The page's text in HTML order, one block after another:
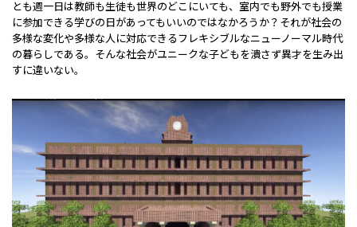
とも週一日は教師も生徒も世界のどこにいても、室内でも野外でも授業
に参加できる学びの日があってもいいのではなかろうか？それが社会の
多様な変化や多様な人に対応できるフレキシブルなニューノーマル時代
の暮らしである。そんな社会がユニークな子どもを潰さず異才を生み出
すに違いない。